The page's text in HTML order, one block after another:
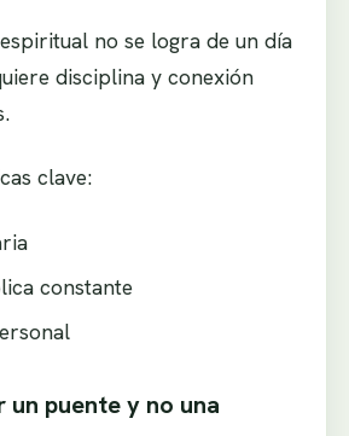
no se logra de un día
disciplina y conexión
clave:
constante
un puente y no una